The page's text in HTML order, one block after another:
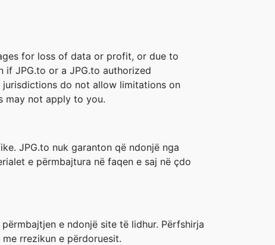
for loss of data or profit, or due to
if JPG.to or a JPG.to authorized
do not allow limitations on
may not apply to you.
JPG.to nuk garanton që ndonjë nga
e përmbajtura në faqen e saj në çdo
e ndonjë site të lidhur. Përfshirja
rrezikun e përdoruesit.